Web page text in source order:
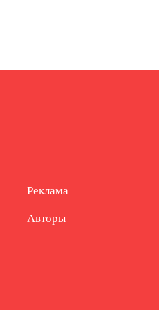
Реклама
Авторы